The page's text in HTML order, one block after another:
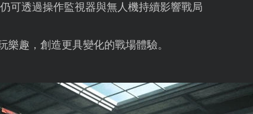
可透過操作監視器與無人機持續影響戰局
趣，創造更具變化的戰場體驗。